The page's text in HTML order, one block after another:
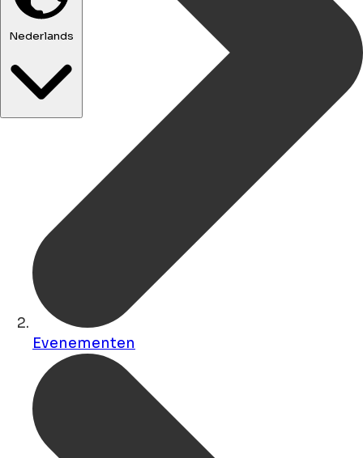
Nederlands
Evenementen